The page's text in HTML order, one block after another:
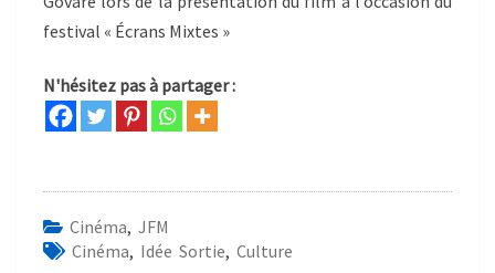
festival « Écrans Mixtes »
N'hésitez pas à partager :
Cinéma, JFM
Cinéma, Idée Sortie, Culture